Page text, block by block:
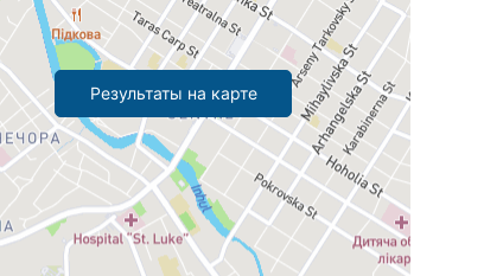
Результаты на карте